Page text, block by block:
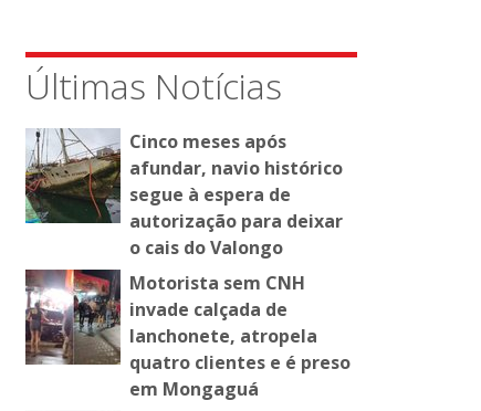
Últimas Notícias
Cinco meses após
afundar, navio histórico
segue à espera de
autorização para deixar
o cais do Valongo
Motorista sem CNH
invade calçada de
lanchonete, atropela
quatro clientes e é preso
em Mongaguá